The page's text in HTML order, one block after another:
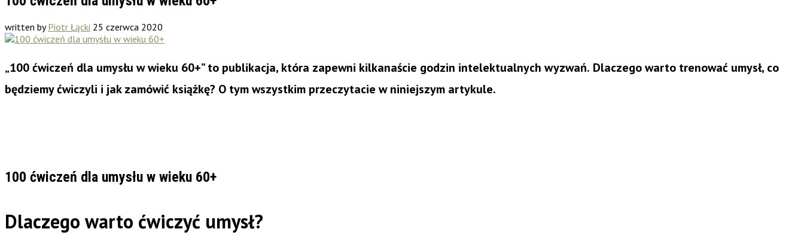
written byPiotr Łącki 25 czerwca 2020
„100 ćwiczeń dla umysłu w wieku 60+” to publikacja, która zapewni kilkanaście godzin intelektualnych wyzwań. Dlaczego warto trenować umysł, co
będziemy ćwiczyli i jak zamówić książkę? O tym wszystkim przeczytacie w niniejszym artykule.
100 ćwiczeń dla umysłu w wieku 60+
Dlaczego warto ćwiczyć umysł?